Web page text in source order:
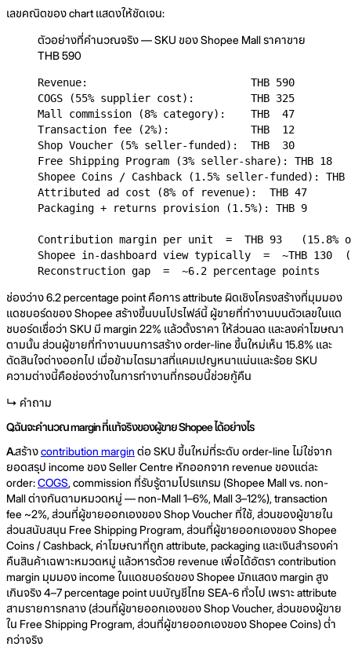
เลขคณิตของ chart แสดงให้ชัดเจน:
ตัวอย่างที่คำนวณจริง — SKU ของ Shopee Mall ราคาขาย
THB 590
Revenue:                          THB 590
COGS (55% supplier cost):         THB 325
Mall commission (8% category):    THB  47
Transaction fee (2%):             THB  12
Shop Voucher (5% seller-funded):  THB  30
Free Shipping Program (3% seller-share): THB 18
Shopee Coins / Cashback (1.5% seller-funded): THB
Attributed ad cost (8% of revenue):  THB 47
Packaging + returns provision (1.5%): THB 9
Contribution margin per unit  =  THB 93   (15.8%
Shopee in-dashboard view typically  =  ~THB 130
Reconstruction gap  =  ~6.2 percentage points
ช่องว่าง 6.2 percentage point คือการ attribute ผิดเชิงโครงสร้างที่มุมมอง
แดชบอร์ดของ Shopee สร้างขึ้นบนโปรไฟล์นี้ ผู้ขายที่ทำงานบนตัวเลขในแด
ชบอร์ดเชื่อว่า SKU มี margin 22% แล้วตั้งราคา ให้ส่วนลด และลงค่าโฆษณา
ตามนั้น ส่วนผู้ขายที่ทำงานบนการสร้าง order-line ขึ้นใหม่เห็น 15.8% และ
ตัดสินใจต่างออกไป เมื่อข้ามไตรมาสที่แคมเปญหนาแน่นและร้อย SKU
ความต่างนี้คือช่องว่างในการทำงานที่กรอบนี้ช่วยกู้คืน
↳ คำถาม
Q.ฉันจะคำนวณ margin ที่แท้จริงของผู้ขาย Shopee ได้อย่างไร
A.สร้างcontribution margin ต่อ SKU ขึ้นใหม่ที่ระดับ order-line ไม่ใช่จาก
ยอดสรุป income ของ Seller Centre หักออกจาก revenue ของแต่ละ
order:COGS, commission ที่รับรู้ตามโปรแกรม (Shopee Mall vs. non-
Mall ต่างกันตามหมวดหมู่ — non-Mall 1–6%, Mall 3–12%), transaction
fee ~2%, ส่วนที่ผู้ขายออกเองของ Shop Voucher ที่ใช้, ส่วนของผู้ขายใน
ส่วนสนับสนุน Free Shipping Program, ส่วนที่ผู้ขายออกเองของ Shopee
Coins / Cashback, ค่าโฆษณาที่ถูก attribute, packaging และเงินสำรองค่า
คืนสินค้าเฉพาะหมวดหมู่ แล้วหารด้วย revenue เพื่อได้อัตรา contribution
margin มุมมอง income ในแดชบอร์ดของ Shopee มักแสดง margin สูง
เกินจริง 4–7 percentage point บนบัญชีไทย SEA-6 ทั่วไป เพราะ attribute
สามรายการกลาง (ส่วนที่ผู้ขายออกเองของ Shop Voucher, ส่วนของผู้ขาย
ใน Free Shipping Program, ส่วนที่ผู้ขายออกเองของ Shopee Coins) ต่ำ
กว่าจริง